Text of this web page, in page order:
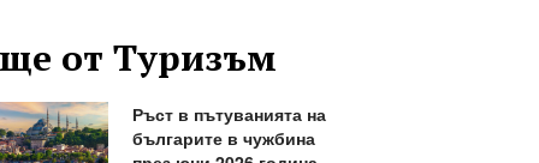
от Туризъм
Ръст в пътуванията на
българите в чужбина